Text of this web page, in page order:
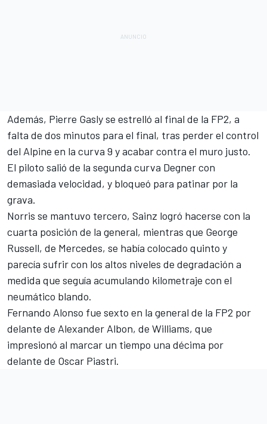
Además, Pierre Gaslyse estrelló al final de la FP2, a
falta de dos minutos para el final, tras perder el control
del Alpine en la curva 9 y acabar contra el muro justo.
El piloto salió de la segunda curva Degner con
demasiada velocidad, y bloqueó para patinar por la
grava.
Norris se mantuvo tercero, Sainz logró hacerse con la
cuarta posición de la general, mientras que George
Russell, de Mercedes, se había colocado quinto y
parecía sufrir con los altos niveles de degradación a
medida que seguía acumulando kilometraje con el
neumático blando.
Fernando Alonso fue sexto en la general de la FP2 por
delante de Alexander Albon, de Williams, que
impresionó al marcar un tiempo una décima por
delante de Oscar Piastri.